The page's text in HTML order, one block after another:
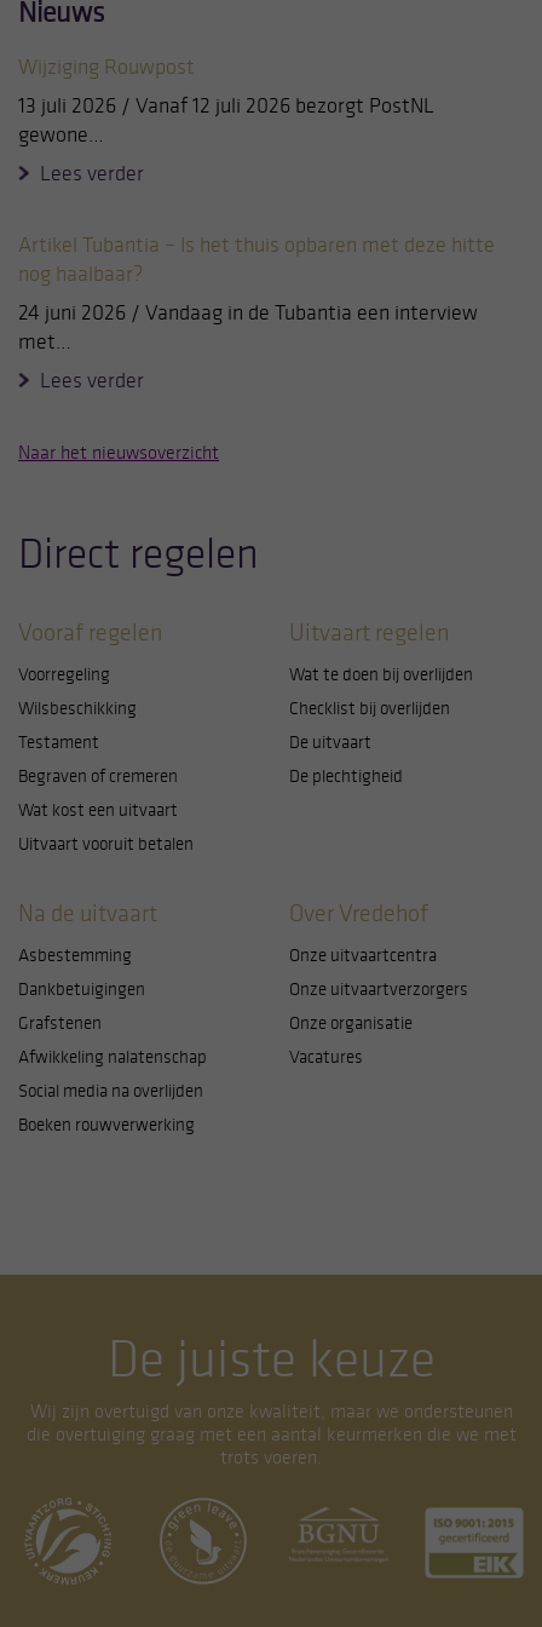
om hiermee te proberen onze website te verbeteren.
Hieronder kunt u aangeven of u toestemming geeft
voor het plaatsen van cookies en zo ja, waarvoor
precies. Let op: noodzakelijke cookies kunt u niet
werking van de website. U kunt uw keuzes altijd
klikken.
Nieuws
Wijziging Rouwpost
13 juli 2026 / Vanaf 12 juli 2026 bezorgt PostNL
gewone…
Lees verder
Artikel Tubantia – Is het thuis opbaren met deze hitte
nog haalbaar?
24 juni 2026 / Vandaag in de Tubantia een interview
met…
Lees verder
Naar het nieuwsoverzicht
Direct regelen
Vooraf regelen
Voorregeling
Wilsbeschikking
Testament
Begraven of cremeren
Wat kost een uitvaart
Uitvaart vooruit betalen
Uitvaart regelen
Wat te doen bij overlijden
Checklist bij overlijden
De uitvaart
De plechtigheid
Na de uitvaart
Asbestemming
Dankbetuigingen
Grafstenen
Afwikkeling nalatenschap
Social media na overlijden
Boeken rouwverwerking
Over Vredehof
Onze uitvaartcentra
Onze uitvaartverzorgers
Onze organisatie
Vacatures
De juiste keuze
Wij zijn overtuigd van onze kwaliteit, maar we ondersteunen
die overtuiging graag met een aantal keurmerken die we met
trots voeren.